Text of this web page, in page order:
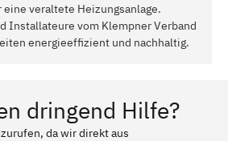
veraltete Heizungsanlage.
Installateure vom Klempner Verband
energieeffizient und nachhaltig.
dringend Hilfe?
da wir direkt aus